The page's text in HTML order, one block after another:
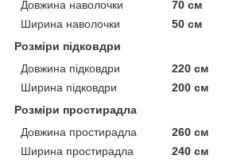
Довжина наволочки
70 см
Ширина наволочки
50 см
Розміри підковдри
Довжина підковдри
220 см
Ширина підковдри
200 см
Розміри простирадла
Довжина простирадла
260 см
Ширина простирадла
240 см